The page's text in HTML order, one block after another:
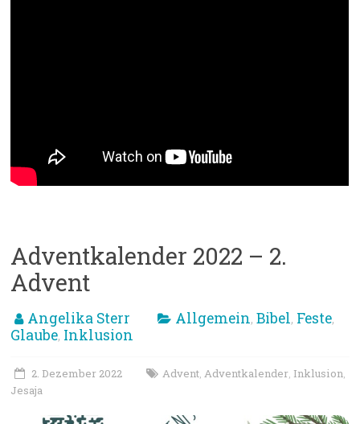
Adventkalender 2022 – 2.
Advent
Angelika Sterr Allgemein,Bibel, Feste,
Glaube, Inklusion
2. Dezember 2022 Advent,Adventkalender, Inklusion,
Jesaja